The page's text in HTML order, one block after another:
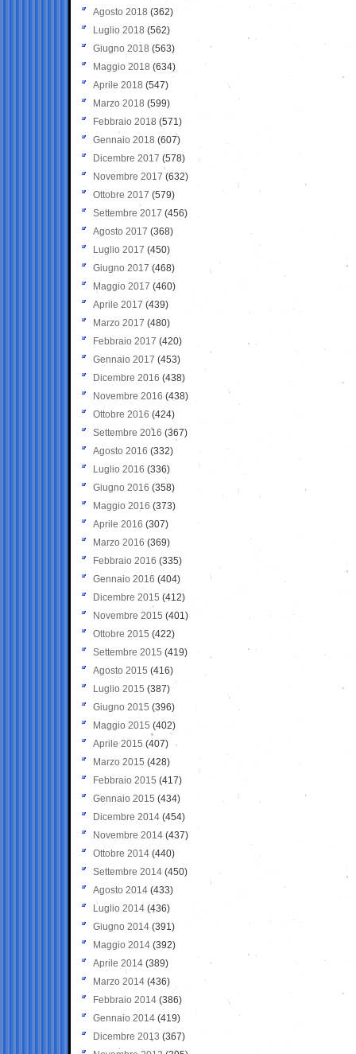
Agosto 2018 (362)
Luglio 2018 (562)
Giugno 2018 (563)
Maggio 2018 (634)
Aprile 2018 (547)
Marzo 2018 (599)
Febbraio 2018 (571)
Gennaio 2018 (607)
Dicembre 2017 (578)
Novembre 2017 (632)
Ottobre 2017 (579)
Settembre 2017 (456)
Agosto 2017 (368)
Luglio 2017 (450)
Giugno 2017 (468)
Maggio 2017 (460)
Aprile 2017 (439)
Marzo 2017 (480)
Febbraio 2017 (420)
Gennaio 2017 (453)
Dicembre 2016 (438)
Novembre 2016 (438)
Ottobre 2016 (424)
Settembre 2016 (367)
Agosto 2016 (332)
Luglio 2016 (336)
Giugno 2016 (358)
Maggio 2016 (373)
Aprile 2016 (307)
Marzo 2016 (369)
Febbraio 2016 (335)
Gennaio 2016 (404)
Dicembre 2015 (412)
Novembre 2015 (401)
Ottobre 2015 (422)
Settembre 2015 (419)
Agosto 2015 (416)
Luglio 2015 (387)
Giugno 2015 (396)
Maggio 2015 (402)
Aprile 2015 (407)
Marzo 2015 (428)
Febbraio 2015 (417)
Gennaio 2015 (434)
Dicembre 2014 (454)
Novembre 2014 (437)
Ottobre 2014 (440)
Settembre 2014 (450)
Agosto 2014 (433)
Luglio 2014 (436)
Giugno 2014 (391)
Maggio 2014 (392)
Aprile 2014 (389)
Marzo 2014 (436)
Febbraio 2014 (386)
Gennaio 2014 (419)
Dicembre 2013 (367)